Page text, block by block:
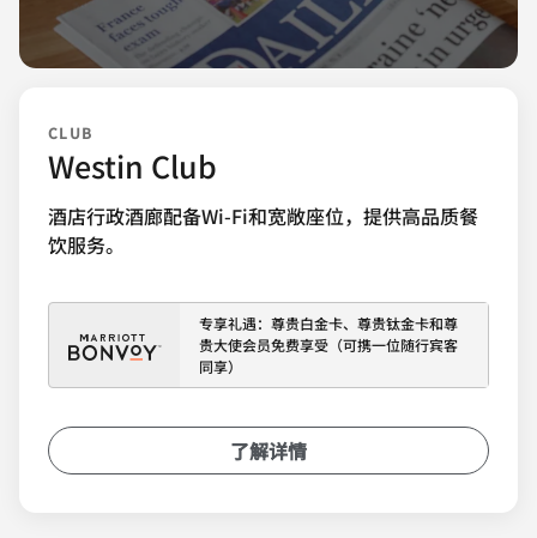
CLUB
Westin Club
酒店行政酒廊配备Wi-Fi和宽敞座位，提供高品质餐
饮服务。
专享礼遇：尊贵白金卡、尊贵钛金卡和尊
贵大使会员免费享受（可携一位随行宾客
同享）
了解详情